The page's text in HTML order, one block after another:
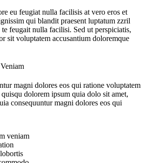
eu feugiat nulla facilisis at vero eros et
qui blandit praesent luptatum zzril
feugait nulla facilisi. Sed ut perspiciatis,
sit voluptatem accusantium doloremque
magni dolores eos qui ratione voluptatem
dolorem ipsum quia dolo sit amet,
consequuntur magni dolores eos qui
veniam